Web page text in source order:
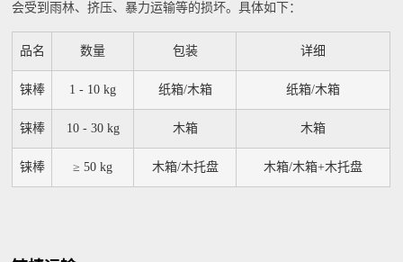
会受到雨林、挤压、暴力运输等的损坏。具体如下：
品名 数量 包装 详细
铼棒 1 - 10 kg 纸箱/木箱 纸箱/木箱
铼棒 10 - 30 kg 木箱 木箱
铼棒 ≥ 50 kg 木箱/木托盘 木箱/木箱+木托盘